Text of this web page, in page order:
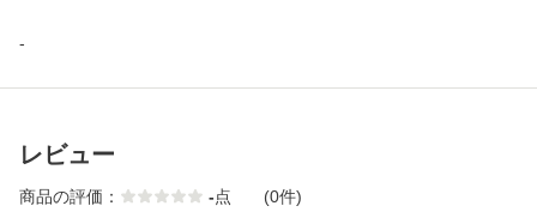
-
レビュー
商品の評価： -点 (0件)